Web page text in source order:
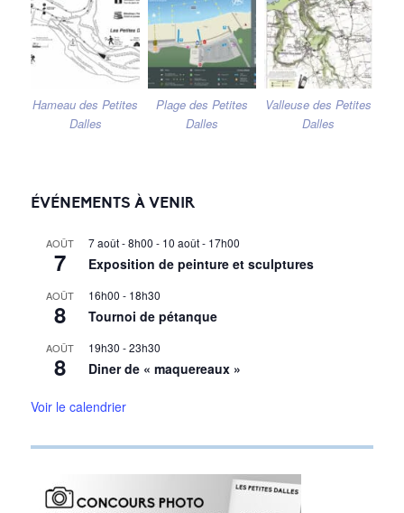
Hameau des Petites
Dalles
Plage des Petites
Dalles
Valleuse des Petites
Dalles
ÉVÉNEMENTS À VENIR
AOÛT
7
7 août - 8h00 - 10 août - 17h00
Exposition de peinture et sculptures
AOÛT
8
16h00 - 18h30
Tournoi de pétanque
AOÛT
8
19h30 -23h30
Diner de « maquereaux »
Voir le calendrier